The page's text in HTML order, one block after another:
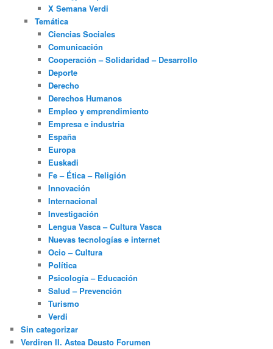
X Semana Verdi
Temática
Ciencias Sociales
Comunicación
Cooperación – Solidaridad – Desarrollo
Deporte
Derecho
Derechos Humanos
Empleo y emprendimiento
Empresa e industria
España
Europa
Euskadi
Fe – Ética – Religión
Innovación
Internacional
Investigación
Lengua Vasca – Cultura Vasca
Nuevas tecnologías e internet
Ocio – Cultura
Política
Psicología – Educación
Salud – Prevención
Turismo
Verdi
Sin categorizar
Verdiren II. Astea Deusto Forumen